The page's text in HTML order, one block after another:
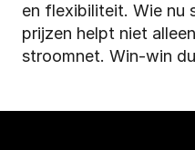
en flexibiliteit. Wie nu
prijzen helpt niet
stroomnet. Win-win